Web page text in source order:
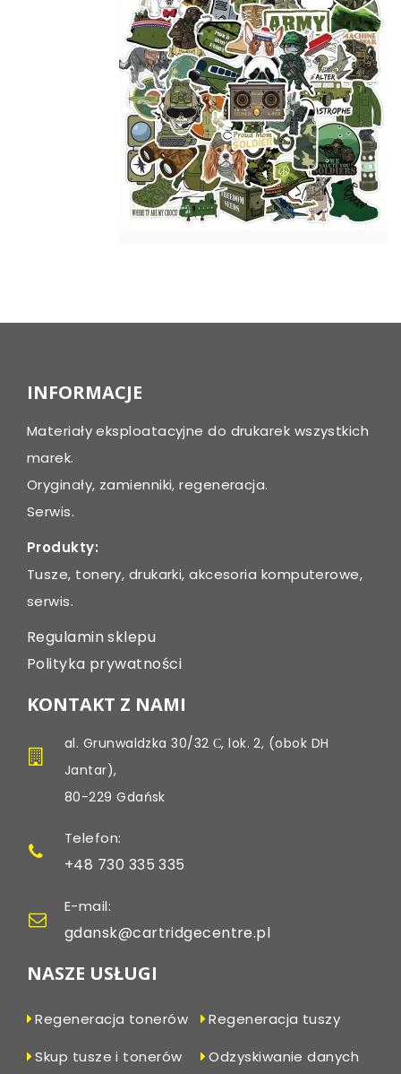
navigation
INFORMACJE
Materiały eksploatacyjne do drukarek wszystkich
marek.
Oryginały, zamienniki, regeneracja.
Serwis.
Produkty:
Tusze, tonery, drukarki, akcesoria komputerowe,
serwis.
Regulamin sklepu
Polityka prywatności
KONTAKT Z NAMI
al. Grunwaldzka 30/32 С, lok. 2, (obok DH
Jantar),
80-229 Gdańsk
Telefon:
+48 730 335 335
E-mail:
gdansk@cartridgecentre.pl
NASZE USŁUGI
Regeneracja tonerów
Regeneracja tuszy
Skup tusze i tonerów
Odzyskiwanie danych